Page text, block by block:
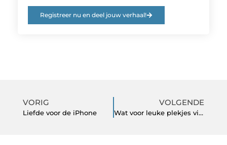
Registreer nu en deel jouw verhaal!
VORIG
Liefde voor de iPhone
VOLGENDE
Wat voor leuke plekjes vind je in Maastricht?